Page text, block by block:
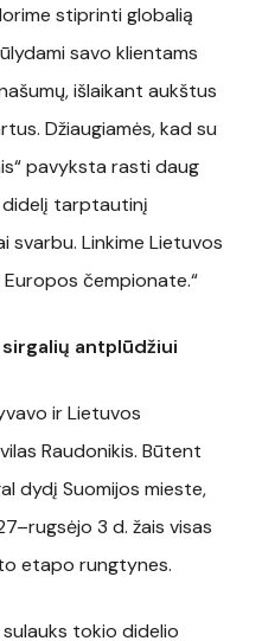
stiprinti globalią
savo klientams
išlaikant aukštus
Džiaugiamės, kad su
pavyksta rasti daug
didelį tarptautinį
svarbu. Linkime Lietuvos
čempionate.“
antplūdžiui
ir Lietuvos
Raudonikis. Būtent
dydį Suomijos mieste,
3 d. žais visas
etapo rungtynes.
sulauks tokio didelio